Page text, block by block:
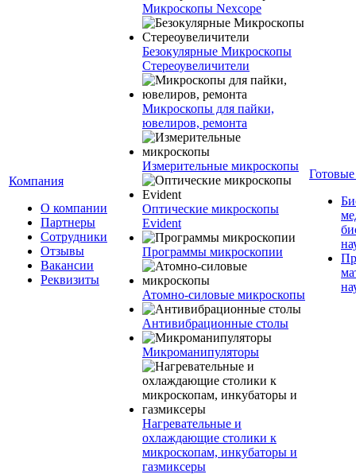
Компания
О компании
Партнеры
Сотрудники
Отзывы
Вакансии
Реквизиты
Микроскопы Nexcope
Безокулярные Микроскопы
Стереоувеличители
Микроскопы для пайки,
ювелиров, ремонта
Измерительные микроскопы
Оптические микроскопы
Evident
Программы микроскопии
Атомно-силовые микроскопы
Антивибрационные столы
Микроманипуляторы
Нагревательные и
охлаждающие столики к
микроскопам, инкубаторы и
газмиксеры